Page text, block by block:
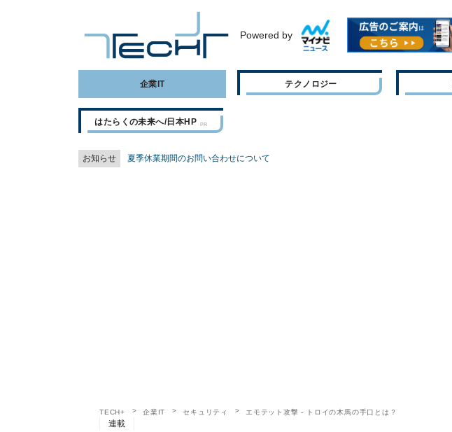
Powered by
企業IT テクノロジー
はたらくの未来へ/日本HP
お知らせ 夏季休業期間のお問い合わせについて
TECH+ 企業IT セキュリティ エモテット攻撃 - トロイの木馬の手口とは？
連載